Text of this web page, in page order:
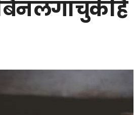
लगा चुकी है